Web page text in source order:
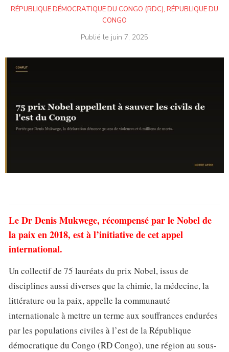
RÉPUBLIQUE DÉMOCRATIQUE DU CONGO (RDC), RÉPUBLIQUE DU
CONGO
Publié le juin 7, 2025
Le Dr Denis Mukwege, récompensé par le Nobel de
la paix en 2018, est à l’initiative de cet appel
international.
Un collectif de 75 lauréats du prix Nobel, issus de
disciplines aussi diverses que la chimie, la médecine, la
littérature ou la paix, appelle la communauté
internationale à mettre un terme aux souffrances endurées
par les populations civiles à l’est de la République
démocratique du Congo (RD Congo), une région au sous-